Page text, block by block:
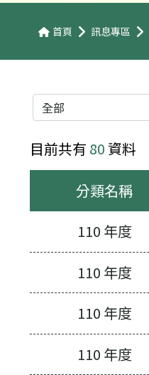
首頁 訊息專區
分類
目前共有 80 資料
分類名稱
110 年度
110 年度
110 年度
110 年度